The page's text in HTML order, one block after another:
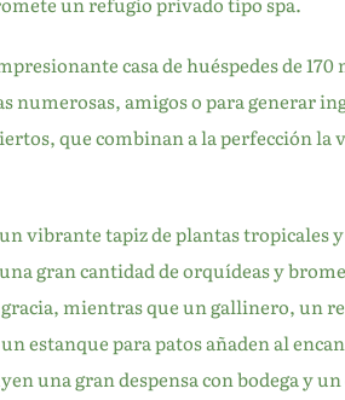
casa de huéspedes de 170
amigos o para generar
que combinan a la perfección
vibrante tapiz de plantas tropicales
gran cantidad de orquídeas y
mientras que un gallinero, un
estanque para patos añaden al
una gran despensa con bodega y un